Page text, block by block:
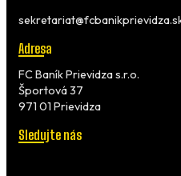
Adresa
FC Baník Prievidza s.r.o.
Športová 37
971 01 Prievidza
Sledujte nás